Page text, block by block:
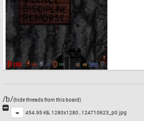
/b/(hide threads from this board)
Toggle
454.95 КБ, 1280x1280 , 124710623_p0.jpg